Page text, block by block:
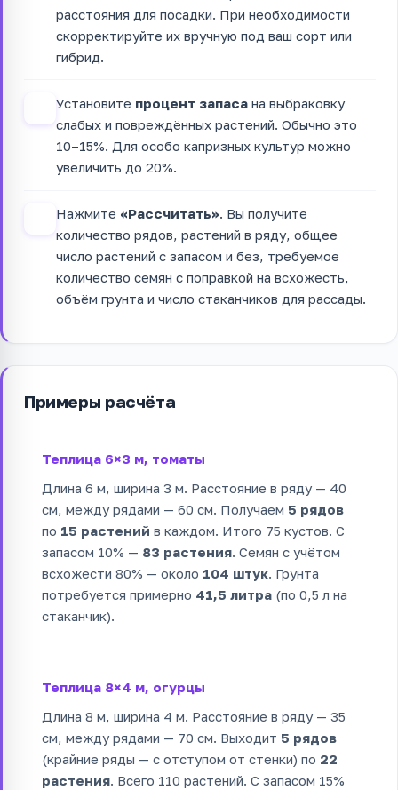
расстояния для посадки. При необходимости
скорректируйте их вручную под ваш сорт или
гибрид.
Установите процент запаса на выбраковку
слабых и повреждённых растений. Обычно это
10–15%. Для особо капризных культур можно
увеличить до 20%.
Нажмите «Рассчитать». Вы получите
количество рядов, растений в ряду, общее
число растений с запасом и без, требуемое
количество семян с поправкой на всхожесть,
объём грунта и число стаканчиков для рассады.
Примеры расчёта
Теплица 6×3 м, томаты
Длина 6 м, ширина 3 м. Расстояние в ряду — 40
см, между рядами — 60 см. Получаем 5 рядов
по 15 растений в каждом. Итого 75 кустов. С
запасом 10% — 83 растения. Семян с учётом
всхожести 80% — около 104 штук. Грунта
потребуется примерно 41,5 литра (по 0,5 л на
стаканчик).
Теплица 8×4 м, огурцы
Длина 8 м, ширина 4 м. Расстояние в ряду — 35
см, между рядами — 70 см. Выходит 5 рядов
(крайние ряды — с отступом от стенки) по 22
растения. Всего 110 растений. С запасом 15%